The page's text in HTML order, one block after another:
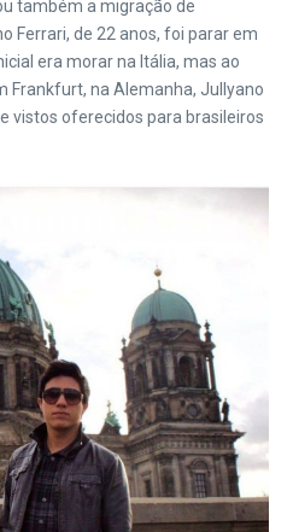
também a migração de
Ferrari, de 22 anos, foi parar em
era morar na Itália, mas ao
Frankfurt, na Alemanha, Jullyano
vistos oferecidos para brasileiros